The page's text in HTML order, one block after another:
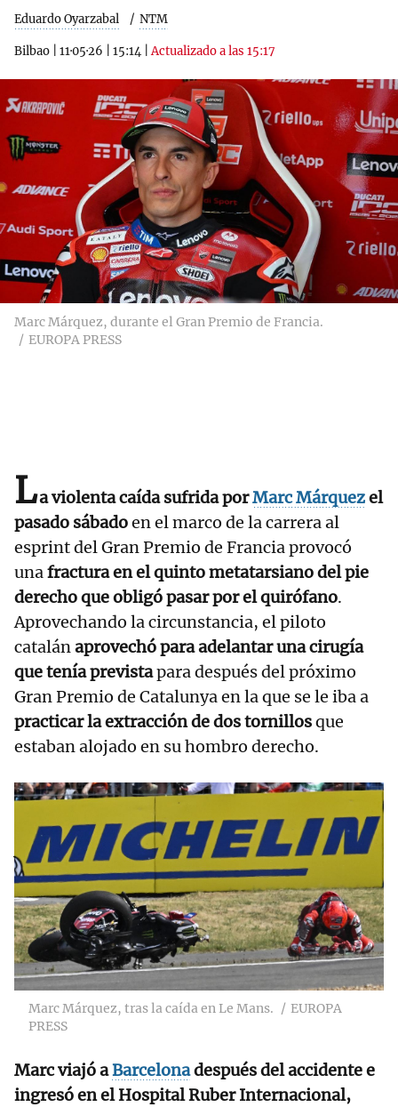
Eduardo Oyarzabal NTM
Bilbao 11·05·26 15:14 |Actualizado a las 15:17
Marc Márquez, durante el Gran Premio de Francia.
EUROPA PRESS
La violenta caída sufrida porMarc Márquezel
pasado sábadoen el marco de la carrera al
esprint del Gran Premio de Francia provocó
unafractura en el quinto metatarsiano del pie
derecho que obligó pasar por el quirófano.
Aprovechando la circunstancia, el piloto
catalánaprovechó para adelantar una cirugía
que tenía previstapara después del próximo
Gran Premio de Catalunya en la que se le iba a
practicar la extracción de dos tornillosque
estaban alojado en su hombro derecho.
RELACIONADAS
Jorge Martín
recupera su mejor
versión
Marc Márquez, tras la caída en Le Mans.
EUROPA
PRESS
Marc viajó aBarcelonadespués del accidente e
ingresó en el Hospital Ruber Internacional,